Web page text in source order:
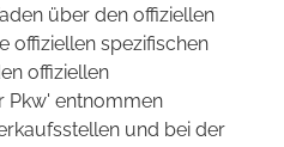
über den offiziellen
offiziellen spezifischen
offiziellen
Pkw' entnommen
und bei der